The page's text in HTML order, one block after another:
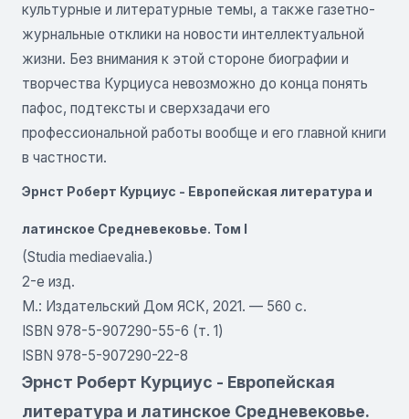
культурные и литературные темы, а также газетно-
журнальные отклики на новости интеллектуальной
жизни. Без внимания к этой стороне биографии и
творчества Курциуса невозможно до конца понять
пафос, подтексты и сверхзадачи его
профессиональной работы вообще и его главной книги
в частности.
Эрнст Роберт Курциус - Европейская литература и
латинское Средневековье. Том I
(Studia mediaevalia.)
2-е изд.
М.: Издательский Дом ЯСК, 2021. — 560 с.
ISBN 978-5-907290-55-6 (т. 1)
ISBN 978-5-907290-22-8
Эрнст Роберт Курциус - Европейская
литература и латинское Средневековье.